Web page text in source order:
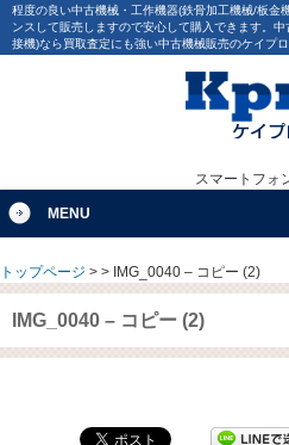
程度の良い中古機械・工作機器(鉄骨加工機械/板金
ンスして販売しますので安心して購入できます。
接機)なら買取査定にも強い中古機械販売のケイプロ
スマートフォ
MENU
トップページ > > IMG_0040 – コピー (2)
IMG_0040 – コピー (2)